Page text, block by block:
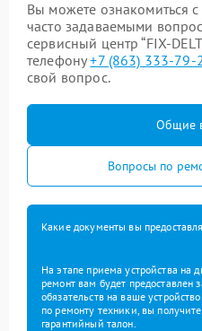
Вы можете ознакомиться
часто задаваемыми
сервисный центр “FIX-
телефону+7 (863) 333-79-
свой вопрос.
Общие
Вопросы по
Какие документы вы
На этапе приема устройства на
ремонт вам будет предоставлен
обязательств на ваше
по ремонту техники, вы
гарантийный талон.